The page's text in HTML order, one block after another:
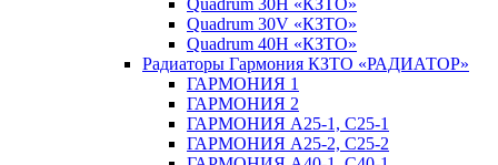
Quadrum 30H «КЗТО»
Quadrum 30V «КЗТО»
Quadrum 40H «КЗТО»
Радиаторы Гармония КЗТО «РАДИАТОР»
ГАРМОНИЯ 1
ГАРМОНИЯ 2
ГАРМОНИЯ А25-1, С25-1
ГАРМОНИЯ А25-2, С25-2